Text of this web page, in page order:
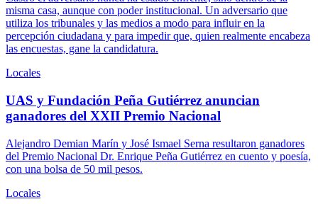
misma casa, aunque con poder institucional. Un adversario que
utiliza los tribunales y las medios a modo para influir en la
percepción ciudadana y para impedir que, quien realmente encabeza
las encuestas, gane la candidatura.
Locales
UAS y Fundación Peña Gutiérrez anuncian
ganadores del XXII Premio Nacional
Alejandro Demian Marín y José Ismael Serna resultaron ganadores
del Premio Nacional Dr. Enrique Peña Gutiérrez en cuento y poesía,
con una bolsa de 50 mil pesos.
Locales